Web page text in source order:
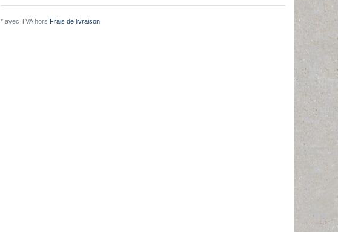
* avec TVA hors Frais de livraison